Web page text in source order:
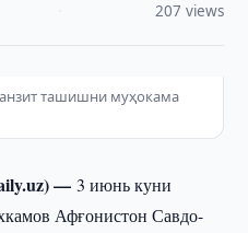
207 views
ташишни муҳокама
—3 июнь куни
Афғонистон Савдо-